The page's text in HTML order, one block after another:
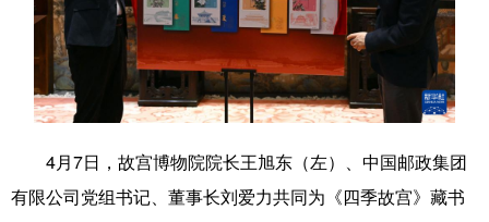
访谈 视频 图片 政务
法律 中央文件 金融
食品 人居 信息化 数字经济
学术中国 乡村振兴 银龄 溯源中国
城市 旅游 能源 会展
4月7日，故宫博物院院长王旭东（左）、中国邮政集团
有限公司党组书记、董事长刘爱力共同为《四季故宫》藏书